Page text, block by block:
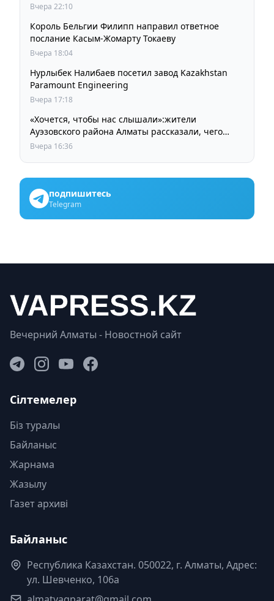
Вчера 22:10
Король Бельгии Филипп направил ответное
послание Касым-Жомарту Токаеву
Вчера 18:04
Нурлыбек Налибаев посетил завод Kazakhstan
Paramount Engineering
Вчера 17:18
«Хочется, чтобы нас слышали»:жители
Ауэзовского района Алматы рассказали, чего
ждут от выборов депутатов Курултая
Вчера 16:36
подпишитесь
Telegram
Вечерний Алматы - Новостной сайт
Сілтемелер
Біз туралы
Байланыс
Жарнама
Жазылу
Газет архиві
Байланыс
Республика Казахстан. 050022, г. Алматы, Адрес:
ул. Шевченко, 106а